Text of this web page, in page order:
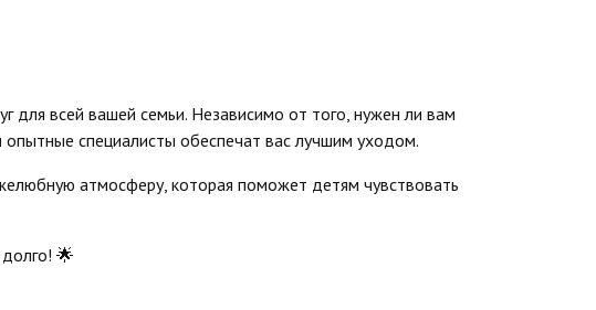
специалисты обеспечат вас лучшим уходом.
долго! 🌟